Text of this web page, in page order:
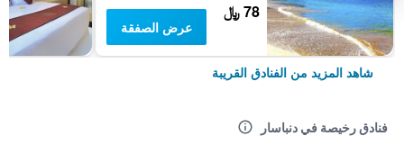
78 ﷼
عرض الصفقة
شاهد المزيد من الفنادق القريبة
فنادق رخيصة في دنباسار